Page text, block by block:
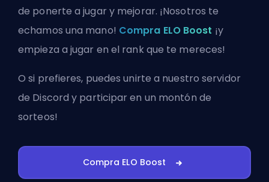
de ponerte a jugar y mejorar. ¡Nosotros te
echamos una mano! Compra ELO Boost ¡y
empieza a jugar en el rank que te mereces!
O si prefieres, puedesunirte a nuestro servidor
de Discord y participar en un montón de
sorteos!
Compra ELO Boost